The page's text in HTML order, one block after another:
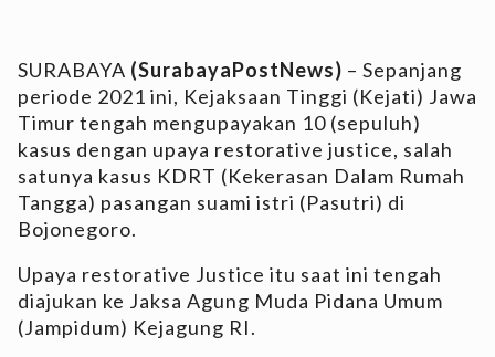
SURABAYA (SurabayaPostNews) – Sepanjang
periode 2021 ini, Kejaksaan Tinggi (Kejati) Jawa
Timur tengah mengupayakan 10 (sepuluh)
kasus dengan upaya restorative justice, salah
satunya kasus KDRT (Kekerasan Dalam Rumah
Tangga) pasangan suami istri (Pasutri) di
Bojonegoro.
Upaya restorative Justice itu saat ini tengah
diajukan ke Jaksa Agung Muda Pidana Umum
(Jampidum) Kejagung RI.